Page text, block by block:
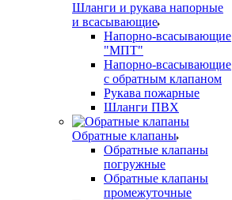
Шланги и рукава напорные
и всасывающие
Напорно-всасывающие
"МПТ"
Напорно-всасывающие
с обратным клапаном
Рукава пожарные
Шланги ПВХ
Обратные клапаны
Обратные клапаны
погружные
Обратные клапаны
промежуточные